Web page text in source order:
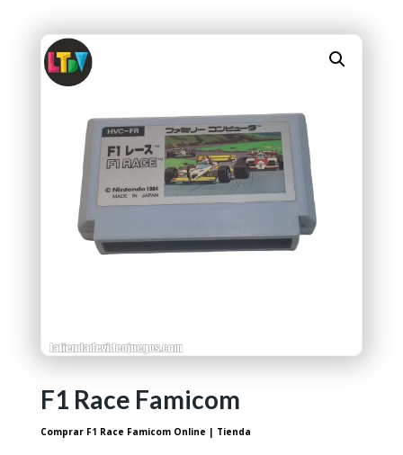
F1 Race Famicom
Comprar F1 Race Famicom Online | Tienda